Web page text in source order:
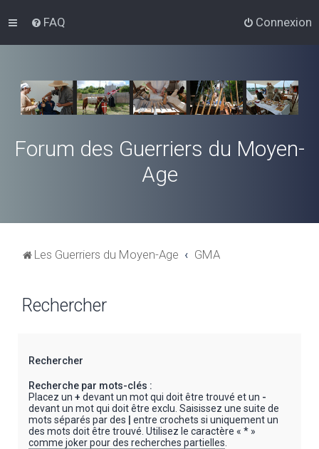
FAQ Connexion
Forum des Guerriers du Moyen-
Age
Les Guerriers du Moyen-Age GMA
Rechercher
Rechercher
Recherche par mots-clés :
Placez un + devant un mot qui doit être trouvé et un -
devant un mot qui doit être exclu. Saisissez une suite de
mots séparés par des
entre crochets si uniquement un
des mots doit être trouvé. Utilisez le caractère « * »
comme joker pour des recherches partielles.